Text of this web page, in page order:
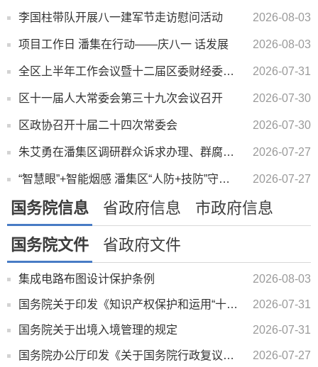
李国柱带队开展八一建军节走访慰问活动 2026-08-03
项目工作日 潘集在行动——庆八一 话发展 2026-08-03
全区上半年工作会议暨十二届区委财经委员会第一次会议召开 2026-07-31
区十一届人大常委会第三十九次会议召开 2026-07-30
区政协召开十届二十四次常委会 2026-07-30
朱艾勇在潘集区调研群众诉求办理、群腐集中整治等工作时强调 站稳群众立场 夯实基层基础 以解决问题的实... 2026-07-27
“智慧眼”+智能烟感 潘集区“人防+技防”守护百姓平安 2026-07-27
国务院信息 省政府信息 市政府信息
国务院文件 省政府文件
集成电路布图设计保护条例 2026-08-03
国务院关于印发《知识产权保护和运用“十五五”规划》的通知 2026-07-31
国务院关于出境入境管理的规定 2026-07-31
国务院办公厅印发《关于国务院行政复议案件处理程序的若干规定》的通知 2026-07-27